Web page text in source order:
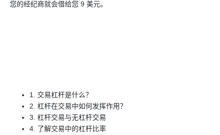
您的经纪商就会借给您 9 美元。
1. 交易杠杆是什么？
2. 杠杆在交易中如何发挥作用？
3. 杠杆交易与无杠杆交易
4. 了解交易中的杠杆比率